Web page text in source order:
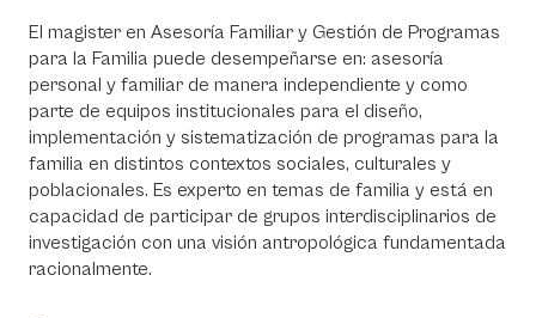
El magister en Asesoría Familiar y Gestión de Programas
para la Familia puede desempeñarse en: asesoría
personal y familiar de manera independiente y como
parte de equipos institucionales para el diseño,
implementación y sistematización de programas para la
familia en distintos contextos sociales, culturales y
poblacionales. Es experto en temas de familia y está en
capacidad de participar de grupos interdisciplinarios de
investigación con una visión antropológica fundamentada
racionalmente.